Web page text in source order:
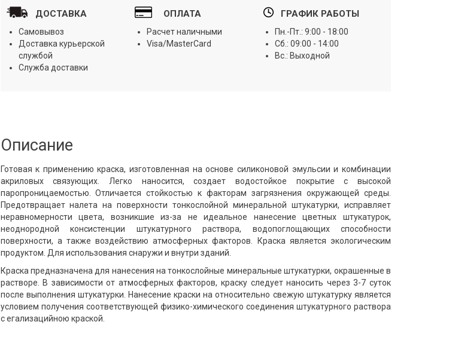
ДОСТАВКА
Самовывоз
Доставка курьерской
службой
Служба доставки
ОПЛАТА
Расчет наличными
Visa/MasterCard
ГРАФИК РАБОТЫ
Пн.-Пт.: 9:00 - 18:00
Сб.: 09:00 - 14:00
Вс.: Выходной
Описание
Готовая к применению краска, изготовленная на основе силиконовой эмульсии и комбинации
акриловых связующих. Легко наносится, создает водостойкое покрытие с высокой
паропроницаемостью. Отличается стойкостью к факторам загрязнения окружающей среды.
Предотвращает налета на поверхности тонкослойной минеральной штукатурки, исправляет
неравномерности цвета, возникшие из-за не идеальное нанесение цветных штукатурок,
неоднородной консистенции штукатурного раствора, водопоглощающих способности
поверхности, а также воздействию атмосферных факторов. Краска является экологическим
продуктом. Для использования снаружи и внутри зданий.
Краска предназначена для нанесения на тонкослойные минеральные штукатурки, окрашенные в
растворе. В зависимости от атмосферных факторов, краску следует наносить через 3-7 суток
после выполнения штукатурки. Нанесение краски на относительно свежую штукатурку является
условием получения соответствующей физико-химического соединения штукатурного раствора
с егализацийною краской.